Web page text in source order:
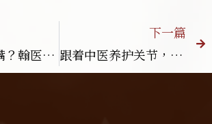
总是管不住嘴？翰医堂中医教你耳穴按摩，轻松抑制食欲，告别暴饮暴食！
下一篇
跟着中医养护关节，告别卡卡！翰医堂中医的6大日常保健指南